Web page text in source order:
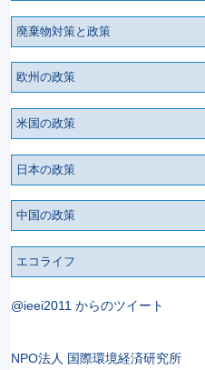
廃棄物対策と政策
欧州の政策
米国の政策
日本の政策
中国の政策
エコライフ
@ieei2011 からのツイート
NPO法人 国際環境経済研究所